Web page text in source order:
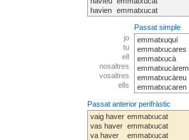
havien
emmatxucat
jo
tu
ell
nosaltres
vosaltres
ells
Passat simple
emmatxuquí
emmatxucares
emmatxucà
emmatxucàrem
emmatxucàreu
emmatxucaren
Passat anterior perifràstic
vaig haver
vas haver
va haver
emmatxucat
emmatxucat
emmatxucat